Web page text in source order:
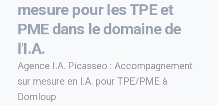
mesure pour les TPE et
PME dans le domaine de
l'I.A.
Agence I.A. Picasseo : Accompagnement
sur mesure en I.A. pour TPE/PME à
Domloup